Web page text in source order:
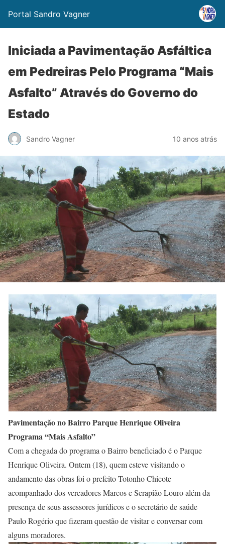
Portal Sandro Vagner
Iniciada a Pavimentação Asfáltica
em Pedreiras Pelo Programa “Mais
Asfalto” Através do Governo do
Estado
Sandro Vagner 10 anos atrás
Pavimentação no Bairro Parque Henrique Oliveira
Programa “Mais Asfalto”
Com a chegada do programa o Bairro beneficiado é o Parque
Henrique Oliveira. Ontem (18), quem esteve visitando o
andamento das obras foi o prefeito Totonho Chicote
acompanhado dos vereadores Marcos e Serapião Louro além da
presença de seus assessores jurídicos e o secretário de saúde
Paulo Rogério que fizeram questão de visitar e conversar com
alguns moradores.